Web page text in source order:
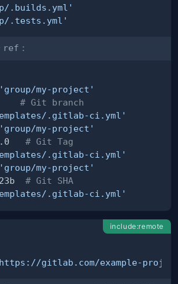
.builds.yml'
.tests.yml'
ref ：
'group/my-project'
# Git branch
.gitlab-ci.yml'
'group/my-project'
# Git Tag
.gitlab-ci.yml'
'group/my-project'
# Git SHA
.gitlab-ci.yml'
include:remote
gitlab.com/example-